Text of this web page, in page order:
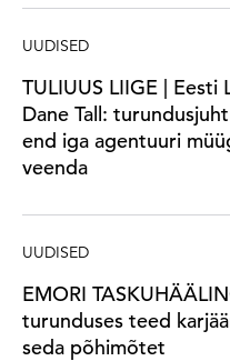
UUDISED
TULIUUS LIIGE |
Dane Tall:
end iga agentuuri
veenda
UUDISED
EMORI
turunduses teed
seda põhimõtet